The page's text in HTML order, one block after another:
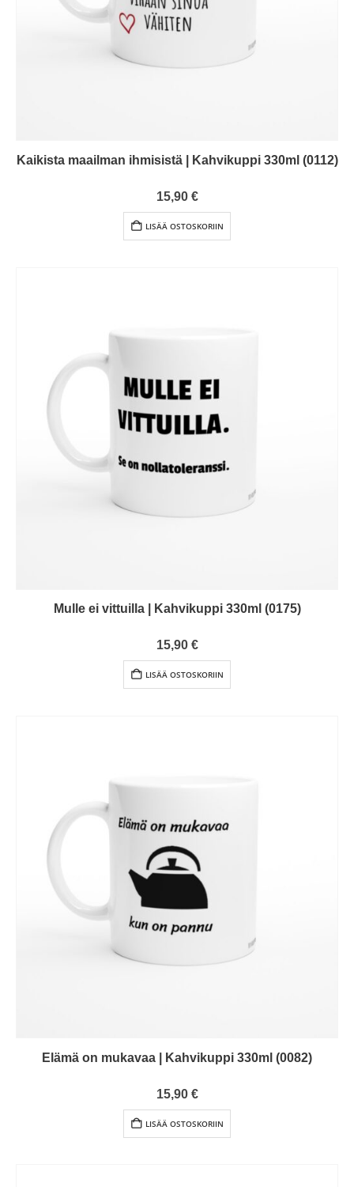
Kaikista maailman ihmisistä | Kahvikuppi 330ml (0112)
5.00out of 5
15,90 €
LISÄÄ OSTOSKORIIN
Mulle ei vittuilla | Kahvikuppi 330ml (0175)
0out of 5
15,90 €
LISÄÄ OSTOSKORIIN
Elämä on mukavaa | Kahvikuppi 330ml (0082)
0out of 5
15,90 €
LISÄÄ OSTOSKORIIN